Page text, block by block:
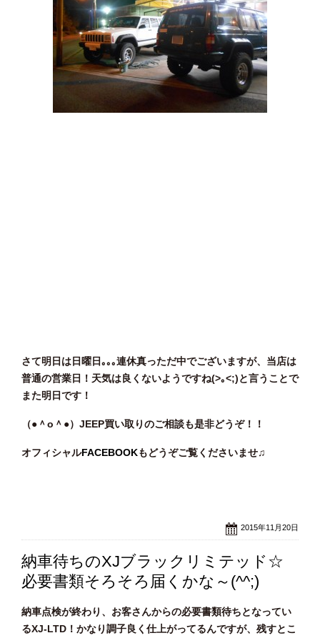
さて明日は日曜日｡｡｡連休真っただ中でございますが、当店は
普通の営業日！天気は良くないようですね(>｡<;)と言うことで
また明日です！
（●＾o ＾●）JEEP買い取りのご相談も是非どうぞ！！
オフィシャルFACEBOOKもどうぞご覧くださいませ♫
2015年11月20日
納車待ちのXJブラックリミテッド☆
必要書類そろそろ届くかな～(^^;)
納車点検が終わり、お客さんからの必要書類待ちとなってい
るXJ-LTD！かなり調子良く仕上がってるんですが、残すとこ